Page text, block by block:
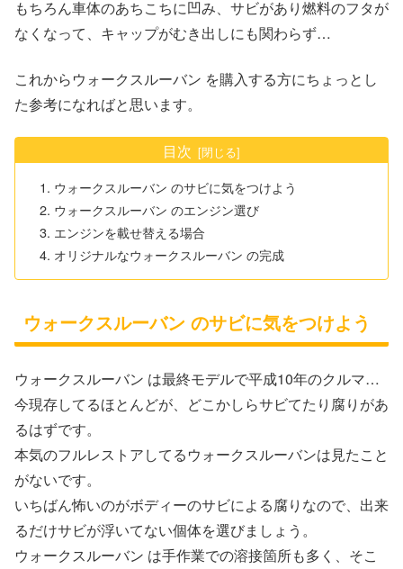
もちろん車体のあちこちに凹み、サビがあり燃料のフタが
なくなって、キャップがむき出しにも関わらず…
これからウォークスルーバン を購入する方にちょっとし
た参考になればと思います。
目次
ウォークスルーバン のサビに気をつけよう
ウォークスルーバン のエンジン選び
エンジンを載せ替える場合
オリジナルなウォークスルーバン の完成
ウォークスルーバン のサビに気をつけよう
ウォークスルーバン は最終モデルで平成10年のクルマ…
今現存してるほとんどが、どこかしらサビてたり腐りがあ
るはずです。
本気のフルレストアしてるウォークスルーバンは見たこと
がないです。
いちばん怖いのがボディーのサビによる腐りなので、出来
るだけサビが浮いてない個体を選びましょう。
ウォークスルーバン は手作業での溶接箇所も多く、そこ